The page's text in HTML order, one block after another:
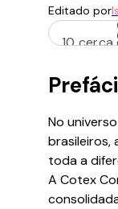
Editado por
10 cerca
No
brasileiros,
toda a
A Cotex